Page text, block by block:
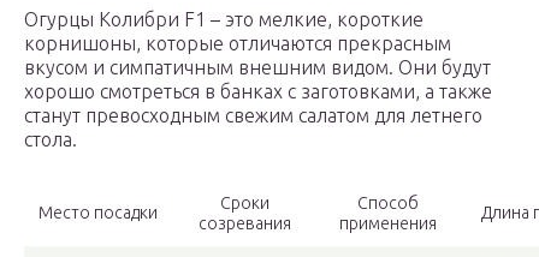
Огурцы Колибри F1 – это мелкие, короткие
корнишоны, которые отличаются прекрасным
вкусом и симпатичным внешним видом. Они будут
хорошо смотреться в банках с заготовками, а также
станут превосходным свежим салатом для летнего
стола.
Место посадки
Сроки
созревания
Способ
применения
Длина